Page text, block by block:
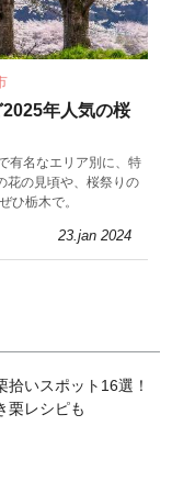
2025年人気の桜
有名なエリア別に、特
花の見頃や、桜祭りの
ひ栃木で。
23.jan 2024
拾いスポット16選！
栗レシピも